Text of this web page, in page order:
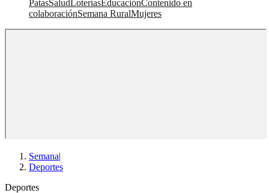
PatasSaludLoteríasEducaciónContenido en
colaboraciónSemana RuralMujeres
Semana|
Deportes
Deportes